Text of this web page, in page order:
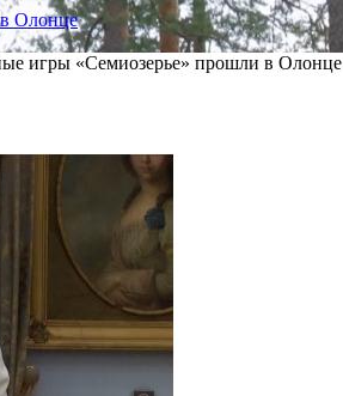
Олонце
игры «Семиозерье» прошли в Олонце